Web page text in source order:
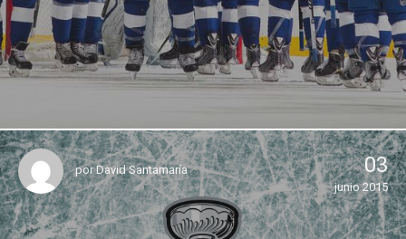
porDavid Santamaría 03
junio 2015